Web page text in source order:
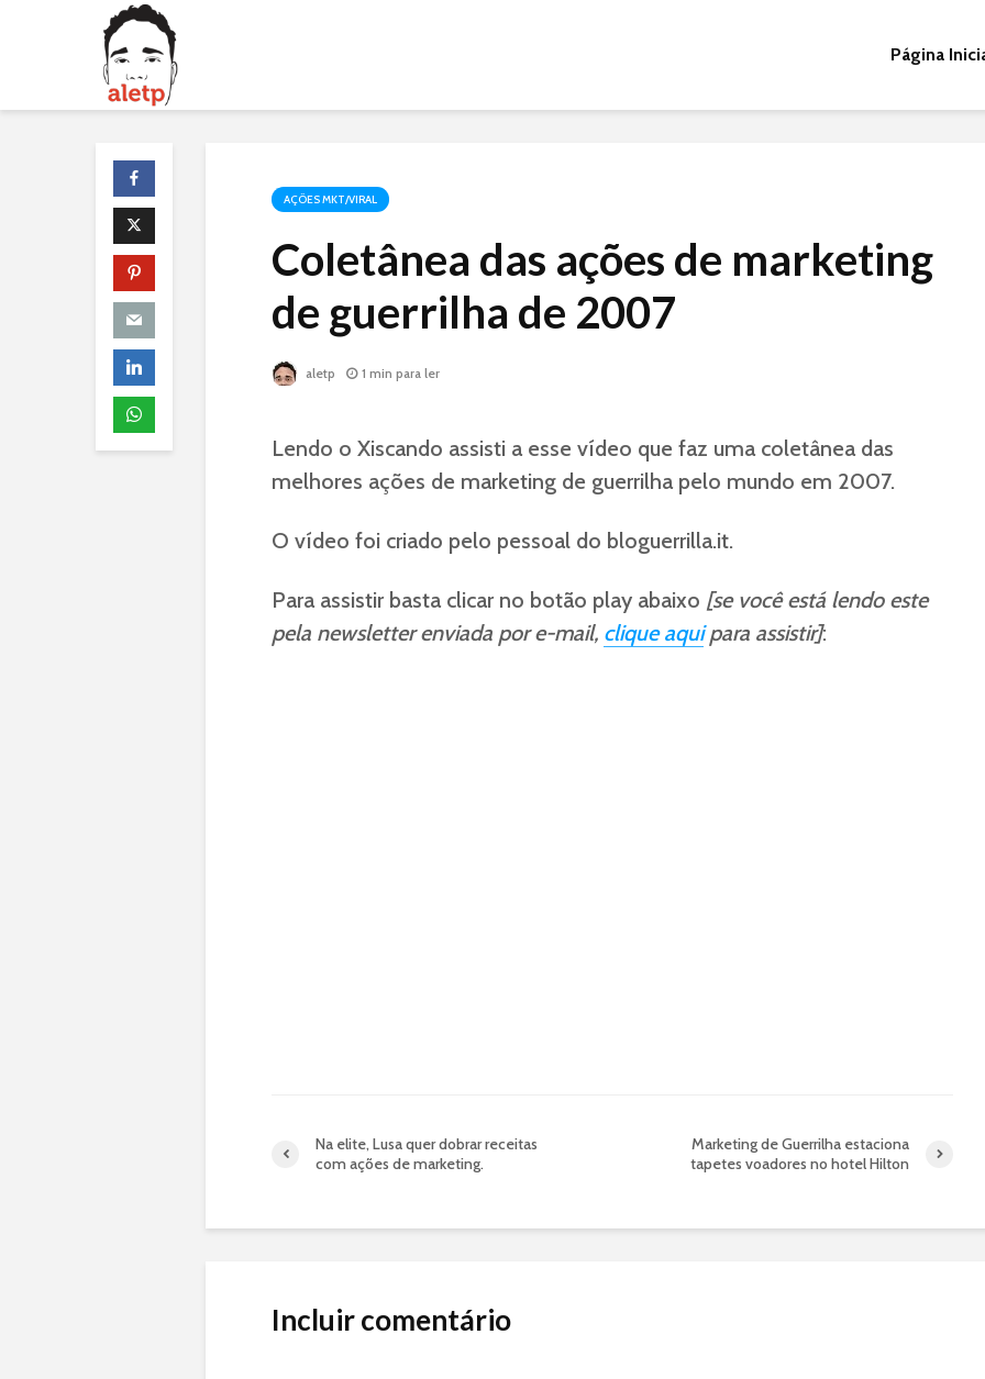
Página
AÇÕES MKT/VIRAL
Coletânea das ações de marketing
de guerrilha de 2007
aletp 1 min para ler
Lendo o Xiscando assisti a esse vídeo que faz uma coletânea das
melhores ações de marketing de guerrilha pelo mundo em 2007.
O vídeo foi criado pelo pessoal do bloguerrilla.it.
Para assistir basta clicar no botão play abaixo [se você está lendo este
pela newsletter enviada por e-mail, clique aquipara assistir]:
Na elite, Lusa quer dobrar receitas
com ações de marketing.
Marketing de Guerrilha estaciona
tapetes voadores no hotel Hilton
Incluir comentário